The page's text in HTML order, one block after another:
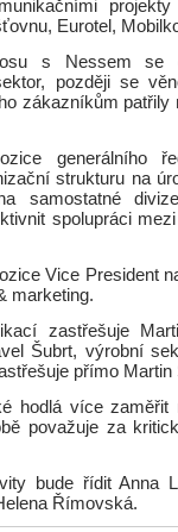
Eurotel,
s Nessem se
později se
zákazníkům patřily
generálního
strukturu na
samostatné
spolupráci
Vice President
marketing.
zastřešuje
Šubrt, výrobní
přímo Martin
hodlá více zaměřit
považuje za
bude řídit Anna
Římovská.